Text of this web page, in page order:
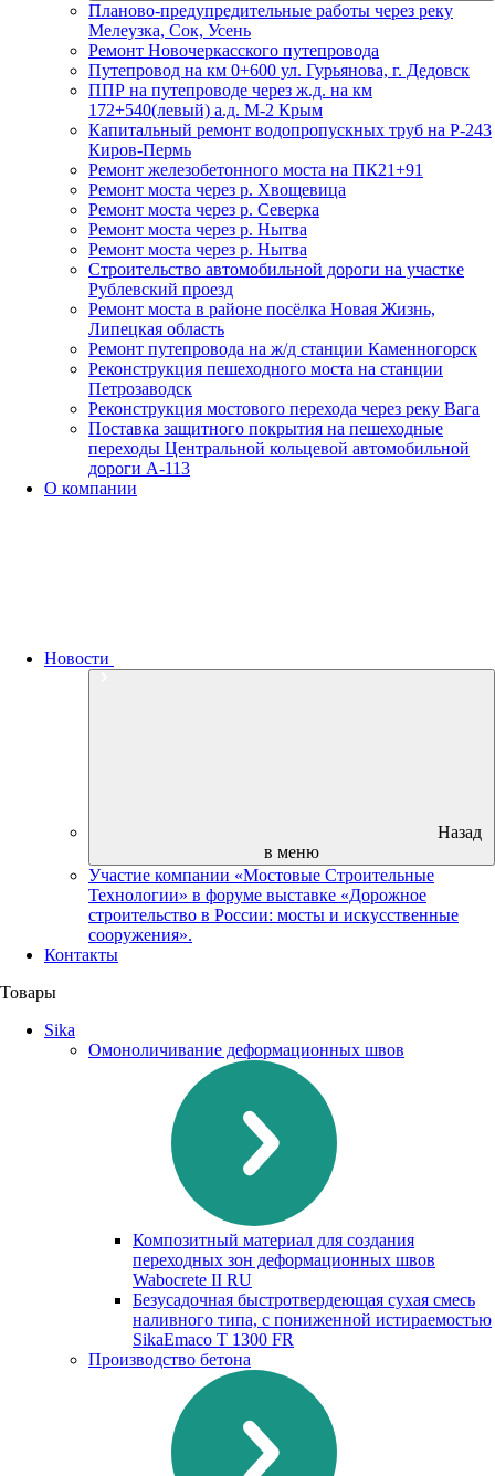
Планово-предупредительные работы через реку
Мелеузка, Сок, Усень
Ремонт Новочеркасского путепровода
Путепровод на км 0+600 ул. Гурьянова, г. Дедовск
ППР на путепроводе через ж.д. на км
172+540(левый) а.д. М-2 Крым
Капитальный ремонт водопропускных труб на Р-243
Киров-Пермь
Ремонт железобетонного моста на ПК21+91
Ремонт моста через р. Хвощевица
Ремонт моста через р. Северка
Ремонт моста через р. Нытва
Ремонт моста через р. Нытва
Строительство автомобильной дороги на участке
Рублевский проезд
Ремонт моста в районе посёлка Новая Жизнь,
Липецкая область
Ремонт путепровода на ж/д станции Каменногорск
Реконструкция пешеходного моста на станции
Петрозаводск
Реконструкция мостового перехода через реку Вага
Поставка защитного покрытия на пешеходные
переходы Центральной кольцевой автомобильной
дороги А-113
О компании
Новости
Назад
в меню
Участие компании «Мостовые Строительные
Технологии» в форуме выставке «Дорожное
строительство в России: мосты и искусственные
сооружения».
Контакты
Товары
Sika
Омоноличивание деформационных швов
Композитный материал для создания
переходных зон деформационных швов
Waboсrete II RU
Безусадочная быстротвердеющая сухая смесь
наливного типа, с пониженной истираемостью
SikaEmaco T 1300 FR
Производство бетона